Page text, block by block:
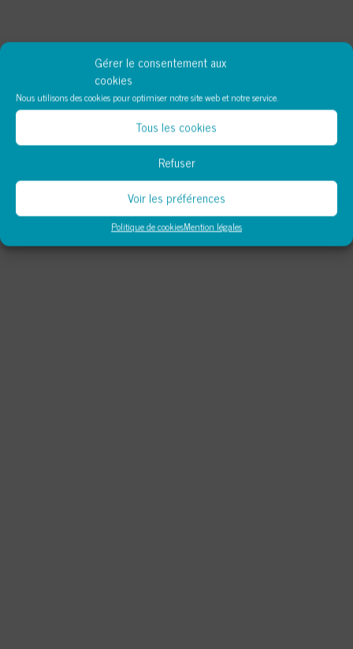
Gérer le consentement aux
cookies
Nous utilisons des cookies pour optimiser notre site web et notre service.
Tous les cookies
Refuser
Voir les préférences
Politique de cookiesMention légales